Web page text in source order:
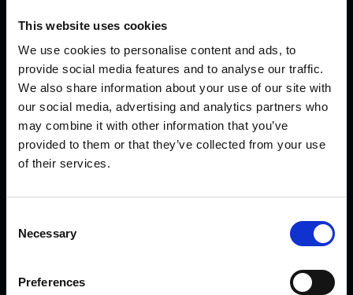
This website uses cookies
We use cookies to personalise content and ads, to
provide social media features and to analyse our traffic.
We also share information about your use of our site with
our social media, advertising and analytics partners who
may combine it with other information that you’ve
provided to them or that they’ve collected from your use
of their services.
Necessary
Preferences
KVK Hydra Klov jest nowoczesną firmą zajmującą się
inżynierią i produkcją sprzętu do korekcji i pielęgnacji racic.
Produkty KVK można spotkać od północnej Norwegii i
Islandii przez Arabię Saudyjską i Dubaj, aż po Kanadę i
Japonię.
AKTUALNOŚCI
Przedstawiamy nowe opatrunki CowDream!